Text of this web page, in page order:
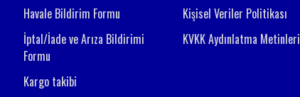
Havale Bildirim Formu
İptal/İade ve Arıza Bildirimi
Formu
Kargo takibi
Kişisel Veriler Politikası
KVKK Aydınlatma Metinleri